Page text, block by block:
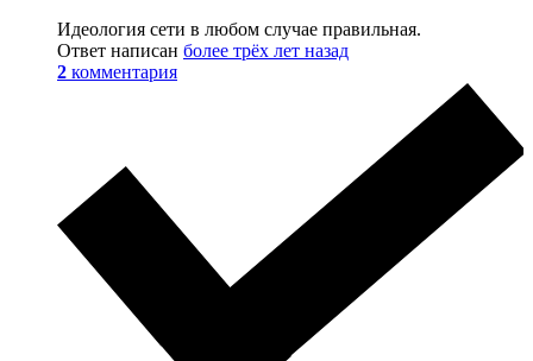
Идеология сети в любом случае правильная.
Ответ написан более трёх лет назад
2 комментария